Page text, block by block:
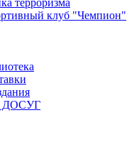
терроризма
клуб "Чемпион"